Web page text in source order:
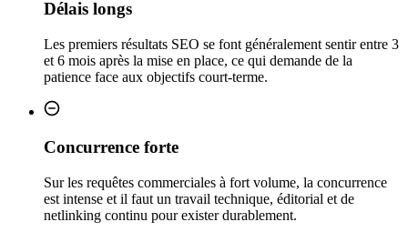
Délais longs
Les premiers résultats SEO se font généralement sentir entre 3
et 6 mois après la mise en place, ce qui demande de la
patience face aux objectifs court-terme.
Concurrence forte
Sur les requêtes commerciales à fort volume, la concurrence
est intense et il faut un travail technique, éditorial et de
netlinking continu pour exister durablement.